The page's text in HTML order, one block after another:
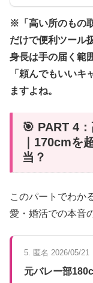
※「高い所のもの
だけで便利ツール
身長は手の届く範
「頼んでもいいキ
ますよね。
🎯 PART 4
｜170cmを
当？
このパートでわか
愛・婚活での本音
5. 匿名 2026/05/21
元バレー部